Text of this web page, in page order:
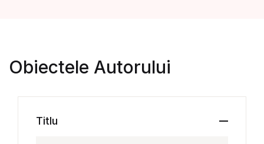
Obiectele Autorului
Titlu